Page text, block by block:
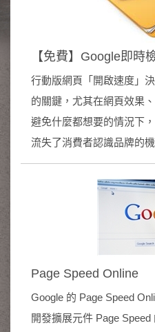
【免費】Google即時
行動版網頁「開啟速度」
的關鍵，尤其在網頁效果
避免什麼都想要的情況下
流失了消費者認識品牌的機
Page Speed Online
Google 的 Page Speed
開發擴展元件 Page Speed